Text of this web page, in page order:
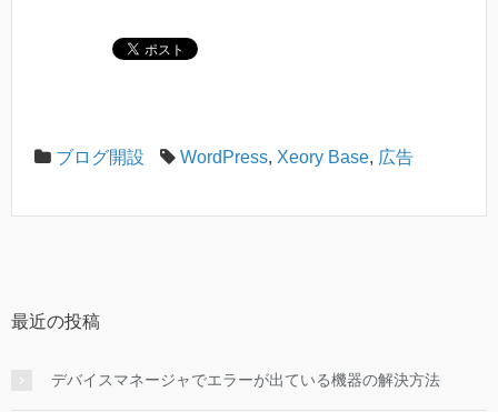
ブログ開設 WordPress, Xeory Base, 広告
最近の投稿
デバイスマネージャでエラーが出ている機器の解決方法